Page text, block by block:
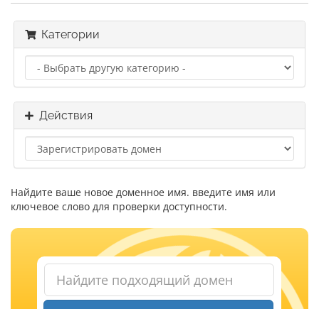
Категории
Действия
Найдите ваше новое доменное имя. введите имя или
ключевое слово для проверки доступности.